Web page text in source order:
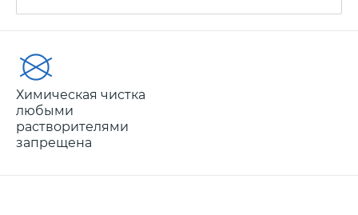
Химическая чистка
любыми
растворителями
запрещена